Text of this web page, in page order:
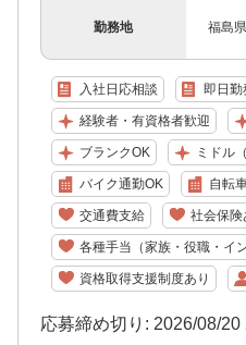
勤務地 福島
入社日応相談 即日勤
経験者・有資格者歓迎
ブランクOK ミドル
バイク通勤OK 自転
交通費支給 社会保険
各種手当（家族・役職・イ
資格取得支援制度あり
応募締め切り: 2026/08/20